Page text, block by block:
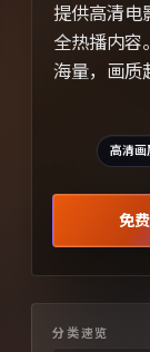
提供高清电
全热播内容
海量，画质
高清画
免
分类速览